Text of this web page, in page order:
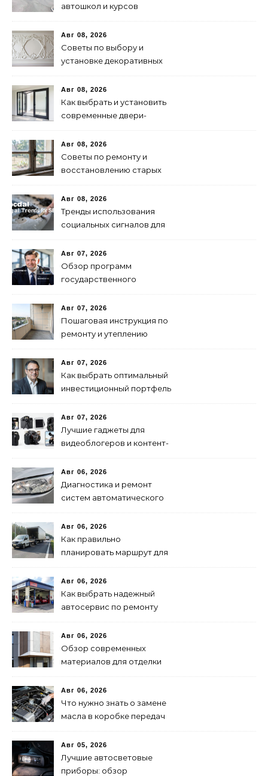
автошкол и курсов
Авг 08, 2026
Советы по выбору и
установке декоративных
Авг 08, 2026
Как выбрать и установить
современные двери-
рекомендации
Авг 08, 2026
Советы по ремонту и
восстановлению старых
Авг 08, 2026
Тренды использования
социальных сигналов для
Авг 07, 2026
Обзор программ
государственного
поддержки бизнеса в
России
Авг 07, 2026
Пошаговая инструкция по
ремонту и утеплению
Авг 07, 2026
Как выбрать оптимальный
инвестиционный портфель
Авг 07, 2026
Лучшие гаджеты для
видеоблогеров и контент-
Авг 06, 2026
Диагностика и ремонт
систем автоматического
советы и рекомендации
Авг 06, 2026
Как правильно
планировать маршрут для
и методы
Авг 06, 2026
Как выбрать надежный
автосервис по ремонту
рекомендации
Авг 06, 2026
Обзор современных
материалов для отделки
решения
Авг 06, 2026
Что нужно знать о замене
масла в коробке передач
Авг 05, 2026
Лучшие автосветовые
приборы: обзор